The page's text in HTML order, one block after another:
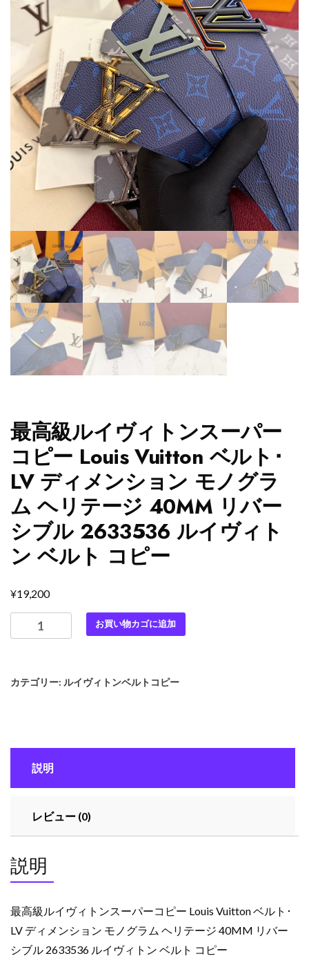
最高級ルイヴィトンスーパー
コピー Louis Vuitton ベルト･
LV ディメンション モノグラ
ム ヘリテージ 40MM リバー
シブル 2633536 ルイヴィト
ン ベルト コピー
¥19,200
高
イ
ン
ー
コ
ー
Louis
ベ
ル
ト･
お買い物カゴに追加
カテゴリー: ルイヴィトンベルトコピー
説明
レビュー (0)
説明
最高級ルイヴィトンスーパーコピー Louis Vuitton ベルト･
LV ディメンション モノグラム ヘリテージ 40MM リバー
シブル 2633536 ルイヴィトン ベルト コピー